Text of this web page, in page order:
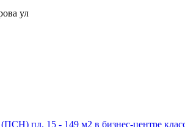
ул
пл. 15 - 149 м2 в бизнес-центре